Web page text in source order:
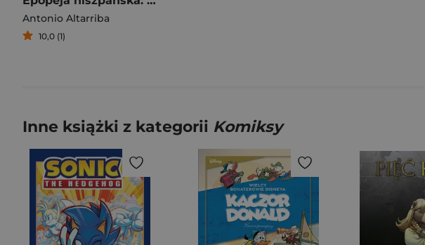
Antonio Altarriba
10,0 (1)
Inne książki z kategorii Komiksy